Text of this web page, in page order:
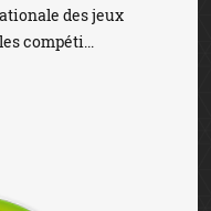
des jeux
compéti...